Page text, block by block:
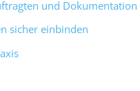
und Dokumentation
sicher einbinden